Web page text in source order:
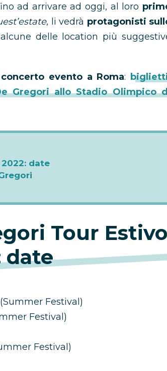
ad arrivare ad oggi, al loro
, li vedrà protagonisti
delle location più
concerto evento a Roma:
Gregori allo Stadio Olimpico
date
Tour Estivo
date
Festival)
Festival)
Festival)